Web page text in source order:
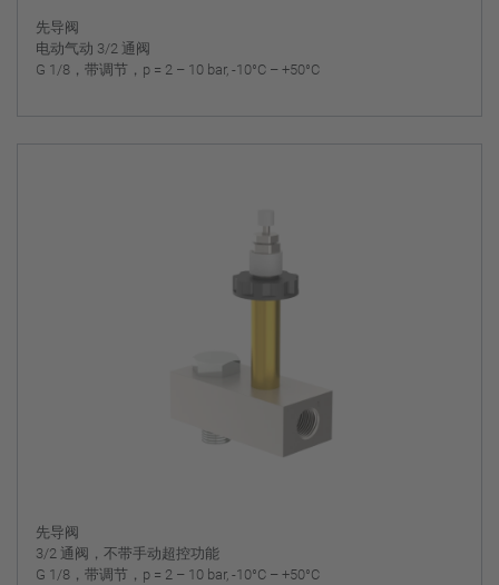
先导阀
电动气动 3/2 通阀
G 1/8，带调节，p = 2 – 10 bar, -10°C – +50°C
先导阀
3/2 通阀，不带手动超控功能
G 1/8，带调节，p = 2 – 10 bar, -10°C – +50°C